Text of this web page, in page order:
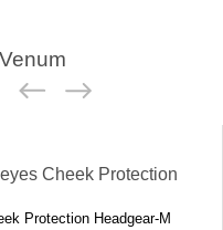
Venum
Protection Headgear-M